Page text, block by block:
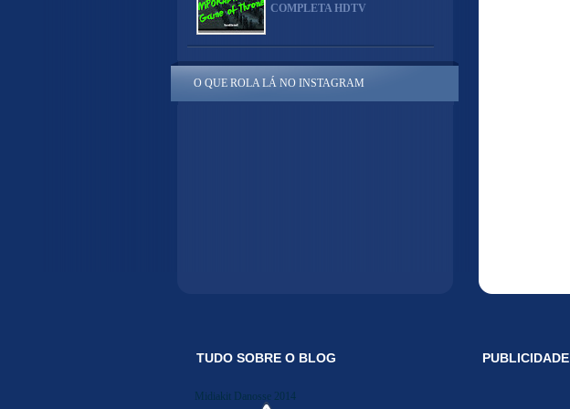
COMPLETA HDTV
O QUE ROLA LÁ NO INSTAGRAM
TUDO SOBRE O BLOG
Midiakit Danosse 2014
PUBLICIDADE